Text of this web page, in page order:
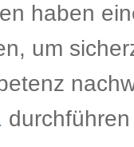
haben
um